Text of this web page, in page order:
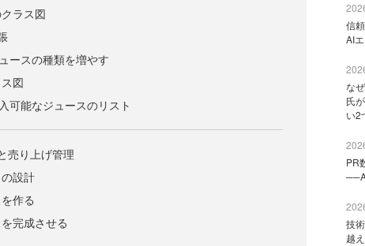
ラス図
ースの種類を増やす
図
能なジュースのリスト
売り上げ管理
設計
作る
完成させる
信
AI
な
氏
い2
PR
技
越